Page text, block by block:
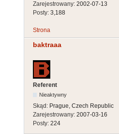
Zarejestrowany: 2002-07-13
Posty: 3,188
Strona
baktraaa
Referent
Nieaktywny
Skąd: Prague, Czech Republic
Zarejestrowany: 2007-03-16
Posty: 224